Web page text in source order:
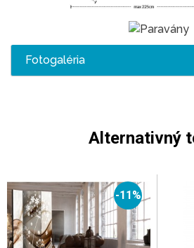
Fotogaléria
Alternativný
-11%